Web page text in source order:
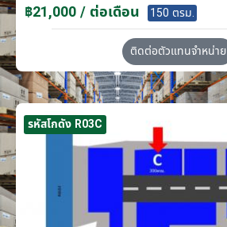
฿21,000 / ต่อเดือน 150 ตรม.
ติดต่อตัวแทนจำหน่าย
รหัสโกดัง R03C